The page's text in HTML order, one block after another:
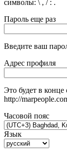
символы: \ , / : .
Пароль еще раз
Введите ваш
Адрес профиля
Это будет в
http://
Часовой пояс
Язык